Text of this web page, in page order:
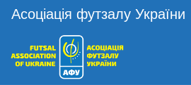
Асоціація футзалу України